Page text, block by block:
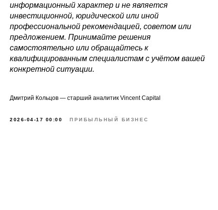
информационный характер и не является
инвестиционной, юридической или иной
профессиональной рекомендацией, советом или
предложением. Принимайте решения
самостоятельно или обращайтесь к
квалифицированным специалистам с учётом вашей
конкретной ситуации.
Дмитрий Кольцов — старший аналитик Vincent Capital
2026-04-17 00:00 ПРИБЫЛЬНЫЙ БИЗНЕС